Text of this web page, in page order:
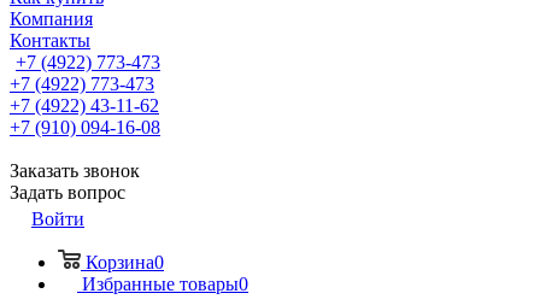
Компания
Контакты
+7 (4922) 773-473
+7 (4922) 773-473
+7 (4922) 43-11-62
+7 (910) 094-16-08
Заказать звонок
Задать вопрос
Войти
Корзина0
Избранные товары0